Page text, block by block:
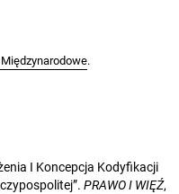
.
I Koncepcja Kodyfikacji
PRAWO I WIĘŹ,